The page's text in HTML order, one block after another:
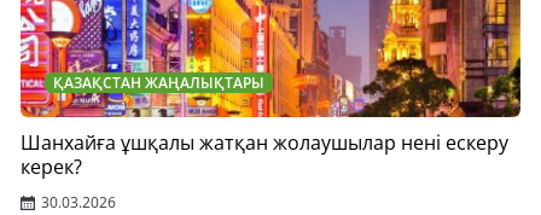
ҚАЗАҚСТАН ЖАҢАЛЫҚТАРЫ
Шанхайға ұшқалы жатқан жолаушылар нені ескеру
керек?
30.03.2026